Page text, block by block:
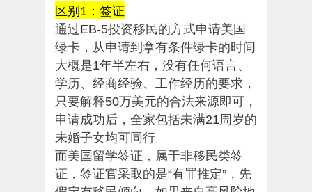
区别1 ：签证
通过EB-5投资移民的方式申请美国
绿卡，从申请到拿有条件绿卡的时间
大概是1年半左右，没有任何语言、
学历、经商经验、工作经历的要求，
只要解释50万美元的合法来源即可，
申请成功后，全家包括未满21周岁的
未婚子女均可同行。
而美国留学签证，属于非移民类签
证，签证官采取的是“有罪推定” ，先